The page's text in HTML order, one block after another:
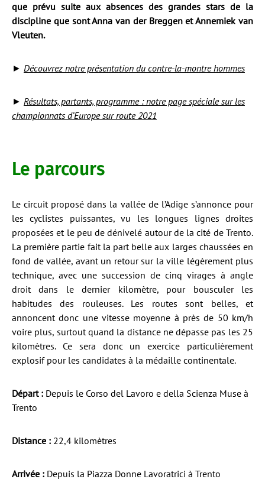
que prévu suite aux absences des grandes stars de la
discipline que sont Anna van der Breggen et Annemiek van
Vleuten.
► Découvrez notre présentation du contre-la-montre hommes
► Résultats, partants, programme : notre page spéciale sur les
championnats d’Europe sur route 2021
Le parcours
Le circuit proposé dans la vallée de l’Adige s’annonce pour
les cyclistes puissantes, vu les longues lignes droites
proposées et le peu de dénivelé autour de la cité de Trento.
La première partie fait la part belle aux larges chaussées en
fond de vallée, avant un retour sur la ville légèrement plus
technique, avec une succession de cinq virages à angle
droit dans le dernier kilomètre, pour bousculer les
habitudes des rouleuses. Les routes sont belles, et
annoncent donc une vitesse moyenne à près de 50 km/h
voire plus, surtout quand la distance ne dépasse pas les 25
kilomètres. Ce sera donc un exercice particulièrement
explosif pour les candidates à la médaille continentale.
Départ : Depuis le Corso del Lavoro e della Scienza Muse à
Trento
Distance : 22,4 kilomètres
Arrivée : Depuis la Piazza Donne Lavoratrici à Trento